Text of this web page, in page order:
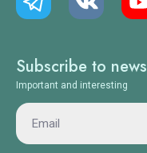
Subscribe to news
Important and interesting